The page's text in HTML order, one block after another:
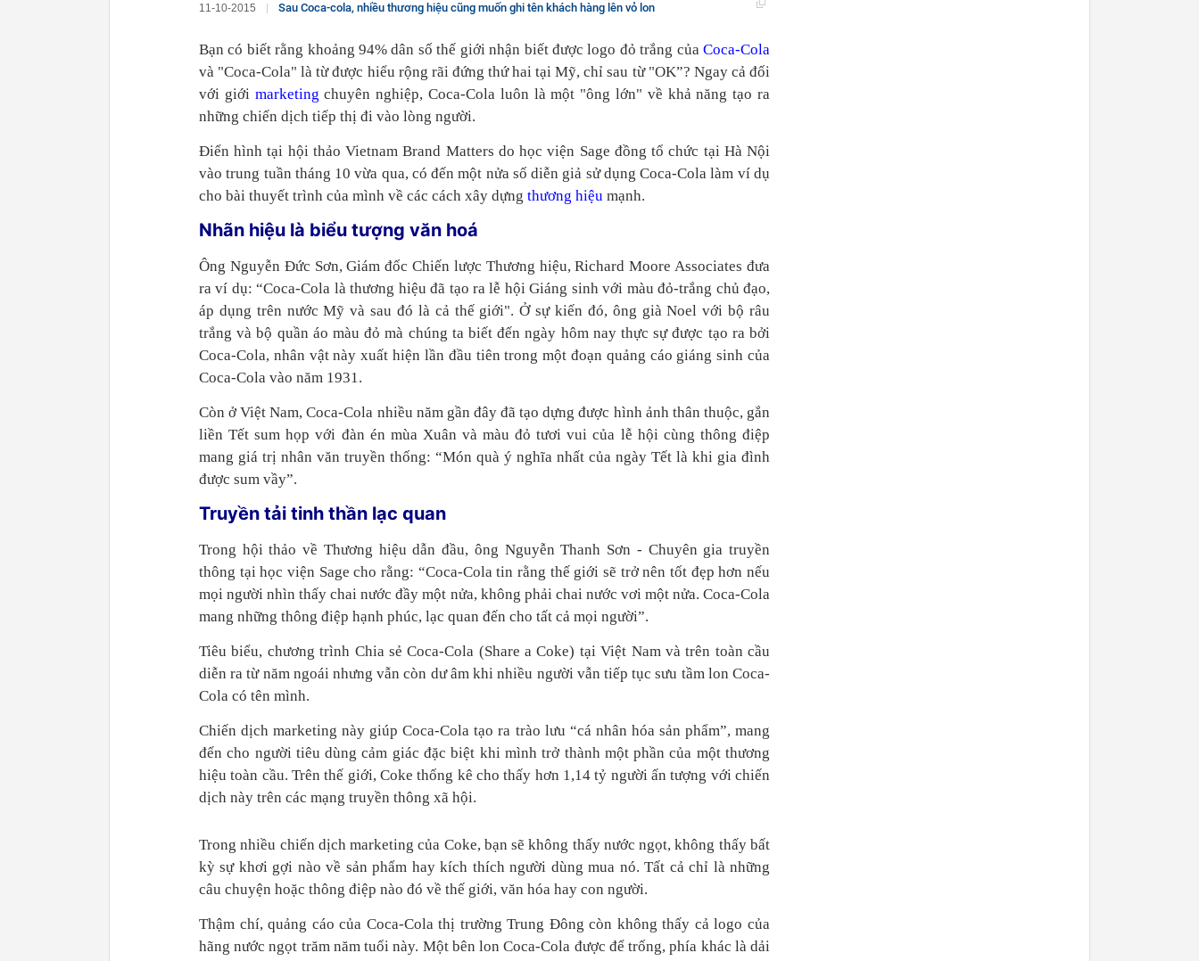
11-10-2015 Sau Coca-cola, nhiều thương hiệu cũng muốn ghi tên khách hàng lên vỏ lon
Bạn có biết rằng khoảng 94% dân số thế giới nhận biết được logo đỏ trắng của Coca-Cola
và "Coca-Cola" là từ được hiểu rộng rãi đứng thứ hai tại Mỹ, chỉ sau từ "OK”? Ngay cả đối
với giới marketing chuyên nghiệp, Coca-Cola luôn là một "ông lớn" về khả năng tạo ra
những chiến dịch tiếp thị đi vào lòng người.
Điển hình tại hội thảo Vietnam Brand Matters do học viện Sage đồng tổ chức tại Hà Nội
vào trung tuần tháng 10 vừa qua, có đến một nửa số diễn giả sử dụng Coca-Cola làm ví dụ
cho bài thuyết trình của mình về các cách xây dựng thương hiệu mạnh.
Nhãn hiệu là biểu tượng văn hoá
Ông Nguyễn Đức Sơn, Giám đốc Chiến lược Thương hiệu, Richard Moore Associates đưa
ra ví dụ: “Coca-Cola là thương hiệu đã tạo ra lễ hội Giáng sinh với màu đỏ-trắng chủ đạo,
áp dụng trên nước Mỹ và sau đó là cả thế giới". Ở sự kiến đó, ông già Noel với bộ râu
trắng và bộ quần áo màu đỏ mà chúng ta biết đến ngày hôm nay thực sự được tạo ra bởi
Coca-Cola, nhân vật này xuất hiện lần đầu tiên trong một đoạn quảng cáo giáng sinh của
Coca-Cola vào năm 1931.
Còn ở Việt Nam, Coca-Cola nhiều năm gần đây đã tạo dựng được hình ảnh thân thuộc, gắn
liền Tết sum họp với đàn én mùa Xuân và màu đỏ tươi vui của lễ hội cùng thông điệp
mang giá trị nhân văn truyền thống: “Món quà ý nghĩa nhất của ngày Tết là khi gia đình
được sum vầy”.
Truyền tải tinh thần lạc quan
Trong hội thảo về Thương hiệu dẫn đầu, ông Nguyễn Thanh Sơn - Chuyên gia truyền
thông tại học viện Sage cho rằng: “Coca-Cola tin rằng thế giới sẽ trở nên tốt đẹp hơn nếu
mọi người nhìn thấy chai nước đầy một nửa, không phải chai nước vơi một nửa. Coca-Cola
mang những thông điệp hạnh phúc, lạc quan đến cho tất cả mọi người”.
Tiêu biểu, chương trình Chia sẻ Coca-Cola (Share a Coke) tại Việt Nam và trên toàn cầu
diễn ra từ năm ngoái nhưng vẫn còn dư âm khi nhiều người vẫn tiếp tục sưu tầm lon Coca-
Cola có tên mình.
Chiến dịch marketing này giúp Coca-Cola tạo ra trào lưu “cá nhân hóa sản phẩm”, mang
đến cho người tiêu dùng cảm giác đặc biệt khi mình trở thành một phần của một thương
hiệu toàn cầu. Trên thế giới, Coke thống kê cho thấy hơn 1,14 tỷ người ấn tượng với chiến
dịch này trên các mạng truyền thông xã hội.
Trong nhiều chiến dịch marketing của Coke, bạn sẽ không thấy nước ngọt, không thấy bất
kỳ sự khơi gợi nào về sản phẩm hay kích thích người dùng mua nó. Tất cả chỉ là những
câu chuyện hoặc thông điệp nào đó về thế giới, văn hóa hay con người.
Thậm chí, quảng cáo của Coca-Cola thị trường Trung Đông còn không thấy cả logo của
hãng nước ngọt trăm năm tuổi này. Một bên lon Coca-Cola được để trống, phía khác là dải